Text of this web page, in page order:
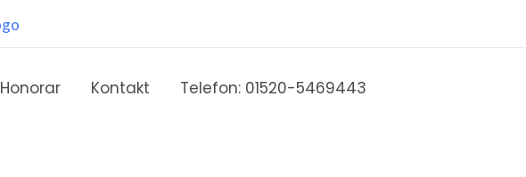
Honorar Kontakt Telefon: 01520-5469443